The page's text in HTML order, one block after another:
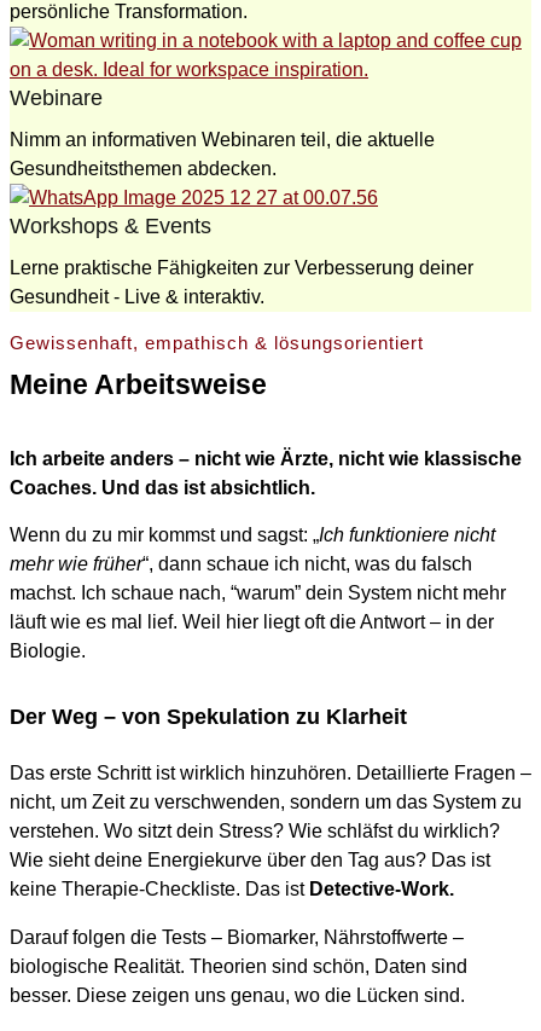
persönliche Transformation.
Webinare
Nimm an informativen Webinaren teil, die aktuelle
Gesundheitsthemen abdecken.
Workshops & Events
Lerne praktische Fähigkeiten zur Verbesserung deiner
Gesundheit - Live & interaktiv.
Gewissenhaft, empathisch & lösungsorientiert
Meine Arbeitsweise
Ich arbeite anders – nicht wie Ärzte, nicht wie klassische
Coaches. Und das ist absichtlich.
Wenn du zu mir kommst und sagst: „Ich funktioniere nicht
mehr wie früher“, dann schaue ich nicht, was du falsch
machst. Ich schaue nach, “warum” dein System nicht mehr
läuft wie es mal lief. Weil hier liegt oft die Antwort – in der
Biologie.
Der Weg – von Spekulation zu Klarheit
Das erste Schritt ist wirklich hinzuhören. Detaillierte Fragen –
nicht, um Zeit zu verschwenden, sondern um das System zu
verstehen. Wo sitzt dein Stress? Wie schläfst du wirklich?
Wie sieht deine Energiekurve über den Tag aus? Das ist
keine Therapie-Checkliste. Das ist Detective-Work.
Darauf folgen die Tests – Biomarker, Nährstoffwerte –
biologische Realität. Theorien sind schön, Daten sind
besser. Diese zeigen uns genau, wo die Lücken sind.